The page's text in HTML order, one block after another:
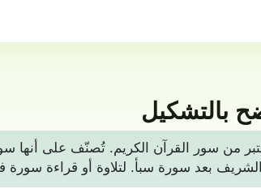
بالتشكيل
من 45 آيات، وهي تعتبر من سور القرآن الكريم.